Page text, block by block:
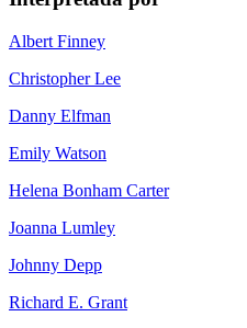
Albert Finney
Christopher Lee
Danny Elfman
Emily Watson
Helena Bonham Carter
Joanna Lumley
Johnny Depp
Richard E. Grant